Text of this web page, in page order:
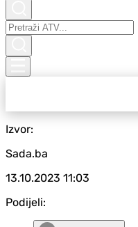
Izvor:
Sada.ba
13.10.2023 11:03
Podijeli: